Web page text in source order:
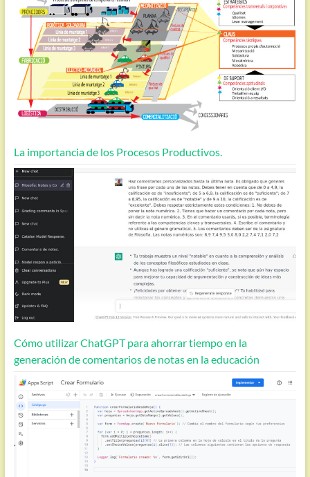
La importancia de los Procesos Productivos.
Cómo utilizar ChatGPT para ahorrar tiempo en la
generación de comentarios de notas en la educación